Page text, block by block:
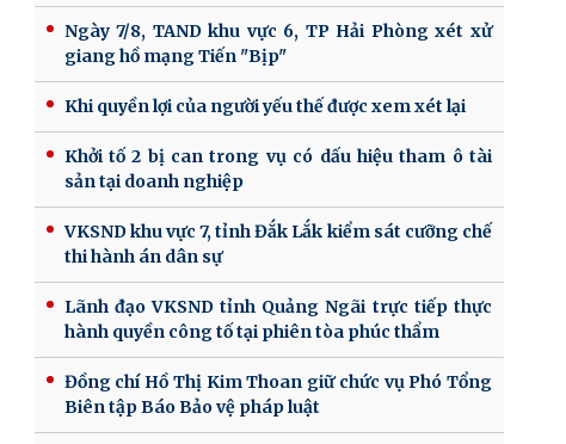
Ngày 7/8, TAND khu vực 6, TP Hải Phòng xét xử
giang hồ mạng Tiến "Bịp"
Khi quyền lợi của người yếu thế được xem xét lại
Khởi tố 2 bị can trong vụ có dấu hiệu tham ô tài
sản tại doanh nghiệp
VKSND khu vực 7, tỉnh Đắk Lắk kiểm sát cưỡng chế
thi hành án dân sự
Lãnh đạo VKSND tỉnh Quảng Ngãi trực tiếp thực
hành quyền công tố tại phiên tòa phúc thẩm
Đồng chí Hồ Thị Kim Thoan giữ chức vụ Phó Tổng
Biên tập Báo Bảo vệ pháp luật